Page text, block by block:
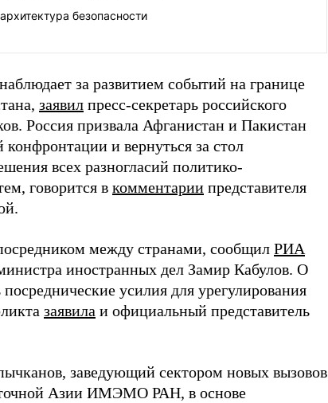
безопасности
за развитием событий на границе
заявил пресс-секретарь российского
Россия призвала Афганистан и Пакистан
конфронтации и вернуться за стол
всех разногласий политико-
говорится в комментарии представителя
между странами, сообщил РИА
иностранных дел Замир Кабулов. О
посреднические усилия для урегулирования
заявила и официальный представитель
заведующий сектором новых вызовов
Азии ИМЭМО РАН, в основе